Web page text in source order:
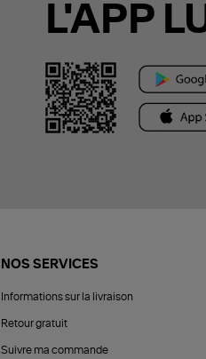
L'APP
NOS SERVICES
Informations sur la livraison
Retour gratuit
Suivre ma commande